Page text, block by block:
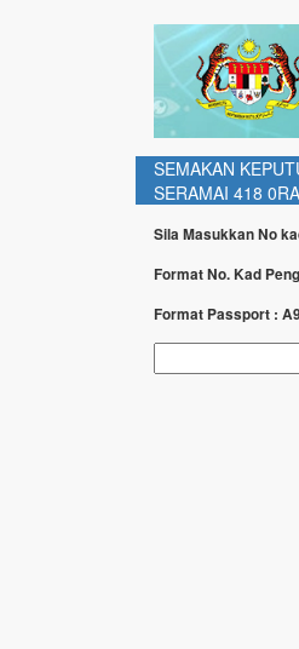
SEMAKAN
SERAMAI 418
Sila Masukkan No
Format No. Kad
Format Passport :